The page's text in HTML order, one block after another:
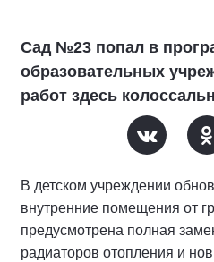
Сад №23 попал в
образовательных
работ здесь
В детском учреждении
внутренние помещения от
предусмотрена полная
радиаторов отопления и